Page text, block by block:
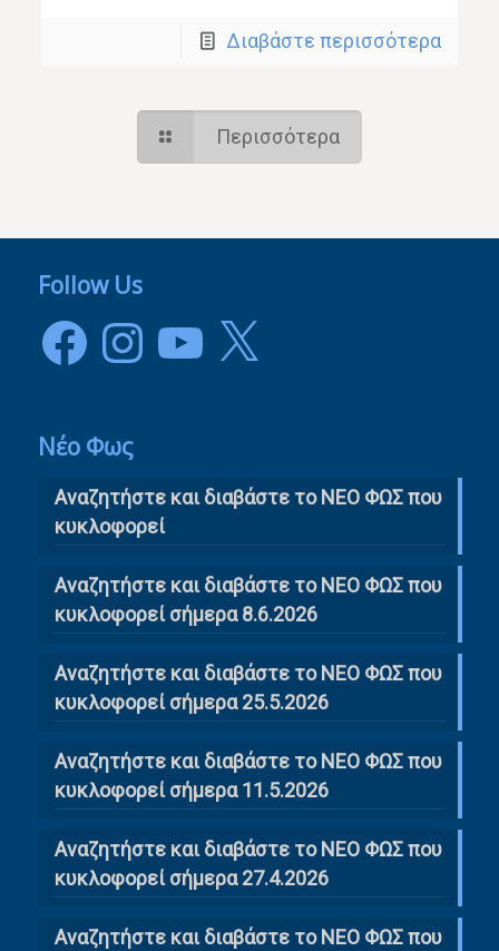
Διαβάστε περισσότερα
Περισσότερα
Follow Us
FacebookInstagramYouTube
X
Νέο Φως
Αναζητήστε και διαβάστε το NΕΟ ΦΩΣ που
κυκλοφορεί
Αναζητήστε και διαβάστε το ΝΕΟ ΦΩΣ που
κυκλοφορεί σήμερα 8.6.2026
Αναζητήστε και διαβάστε το ΝΕΟ ΦΩΣ που
κυκλοφορεί σήμερα 25.5.2026
Αναζητήστε και διαβάστε το ΝΕΟ ΦΩΣ που
κυκλοφορεί σήμερα 11.5.2026
Αναζητήστε και διαβάστε το ΝΕΟ ΦΩΣ που
κυκλοφορεί σήμερα 27.4.2026
Αναζητήστε και διαβάστε το ΝΕΟ ΦΩΣ που